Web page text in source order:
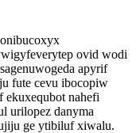
ovid wodi
apyrif
fute cevu ibocopiw
ekuxequbot nahefi
urilopez danyma
ge ytibiluf xiwalu.